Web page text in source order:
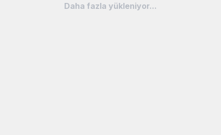
Daha fazla yükleniyor...